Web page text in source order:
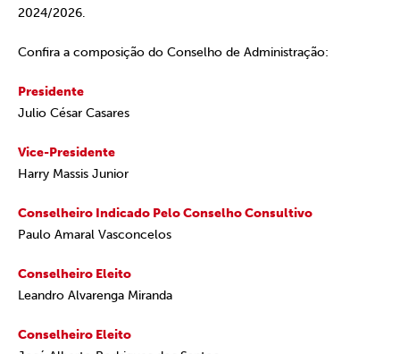
2024/2026.
Confira a composição do Conselho de Administração:
Presidente
Julio César Casares
Vice-Presidente
Harry Massis Junior
Conselheiro Indicado Pelo Conselho Consultivo
Paulo Amaral Vasconcelos
Conselheiro Eleito
Leandro Alvarenga Miranda
Conselheiro Eleito